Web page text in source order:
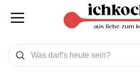
Was wollen Sie suchen
Suchen